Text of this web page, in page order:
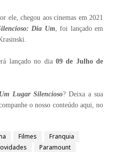
ele, chegou aos cinemas em 2021
Dia Um, foi lançado em
lançado no dia 09 de Julho de
Um Lugar Silencioso? Deixa a sua
o nosso conteúdo aqui, no
Filmes
Franquia
Paramount